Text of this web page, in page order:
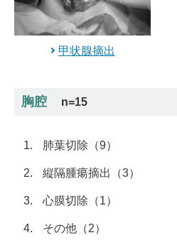
甲状腺摘出
胸腔 n=15
肺葉切除（9）
縦隔腫瘍摘出（3）
心膜切除（1）
その他（2）